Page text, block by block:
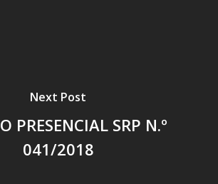
Next Post
PRESENCIAL SRP N.º
041/2018